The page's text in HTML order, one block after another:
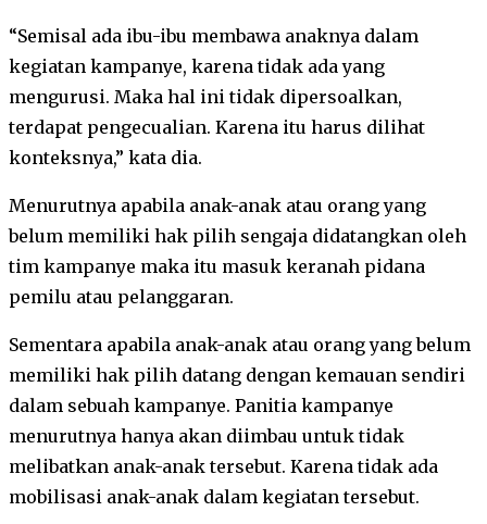
“Semisal ada ibu-ibu membawa anaknya dalam
kegiatan kampanye, karena tidak ada yang
mengurusi. Maka hal ini tidak dipersoalkan,
terdapat pengecualian. Karena itu harus dilihat
konteksnya,” kata dia.
Menurutnya apabila anak-anak atau orang yang
belum memiliki hak pilih sengaja didatangkan oleh
tim kampanye maka itu masuk keranah pidana
pemilu atau pelanggaran.
Sementara apabila anak-anak atau orang yang belum
memiliki hak pilih datang dengan kemauan sendiri
dalam sebuah kampanye. Panitia kampanye
menurutnya hanya akan diimbau untuk tidak
melibatkan anak-anak tersebut. Karena tidak ada
mobilisasi anak-anak dalam kegiatan tersebut.